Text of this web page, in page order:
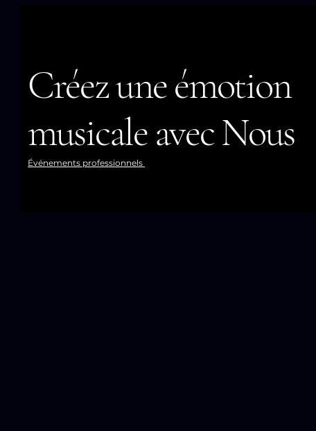
Créez une émotion
musicale avec Nous
​Événements professionnels